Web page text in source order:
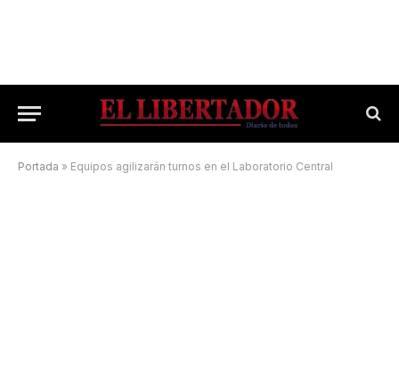
Portada » Equipos agilizarán turnos en el Laboratorio Central